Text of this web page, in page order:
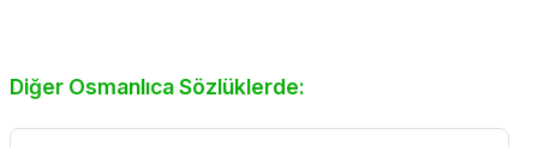
Diğer Osmanlıca Sözlüklerde: